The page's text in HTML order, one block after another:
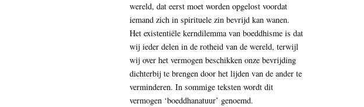
wereld, dat eerst moet worden opgelost voordat
iemand zich in spirituele zin bevrijd kan wanen.
Het existentiële kerndilemma van boeddhisme is dat
wij ieder delen in de rotheid van de wereld, terwijl
wij over het vermogen beschikken onze bevrijding
dichterbij te brengen door het lijden van de ander te
verminderen. In sommige teksten wordt dit
vermogen ‘boeddhanatuur’ genoemd.